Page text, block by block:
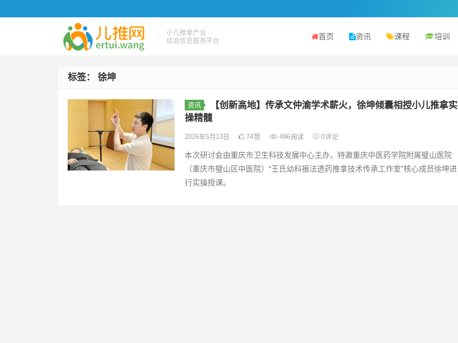
小儿推拿产业
综合信息服务平台
首页 资讯 课程 培训
标签： 徐坤
资讯
【创新高地】传承文仲渝学术薪火，徐坤倾囊相授小儿推拿实
操精髓
2026年5月13日 74赞 496阅读 0评论
本次研讨会由重庆市卫生科技发展中心主办，特邀重庆中医药学院附属璧山医院
（重庆市璧山区中医院）“王氏幼科振法透药推拿技术传承工作室”核心成员徐坤进
行实操授课。